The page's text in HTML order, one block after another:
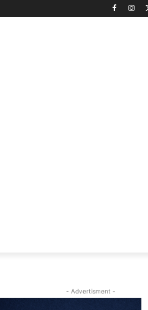
- Advertisment -